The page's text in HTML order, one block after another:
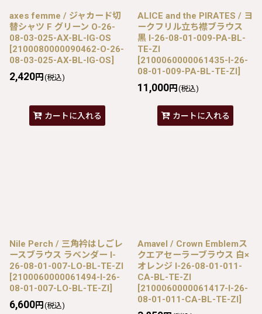
axes femme / ジャカード切
替シャツ F グリーン O-26-
08-03-025-AX-BL-IG-OS
[2100080000090462-O-26-
08-03-025-AX-BL-IG-OS]
2,420円 (税込)
カートに入れる
ALICE and the PIRATES / ヨ
ークフリル立ち襟ブラウス
黒 I-26-08-01-009-PA-BL-
TE-ZI
[2100060000061435-I-26-
08-01-009-PA-BL-TE-ZI]
11,000円 (税込)
カートに入れる
Nile Perch / 三角衿はしごレ
ースブラウス ラベンダー I-
26-08-01-007-LO-BL-TE-ZI
[2100060000061494-I-26-
08-01-007-LO-BL-TE-ZI]
6,600円 (税込)
Amavel / Crown Emblemス
クエアセーラーブラウス 白×
オレンジ I-26-08-01-011-
CA-BL-TE-ZI
[2100060000061417-I-26-
08-01-011-CA-BL-TE-ZI]